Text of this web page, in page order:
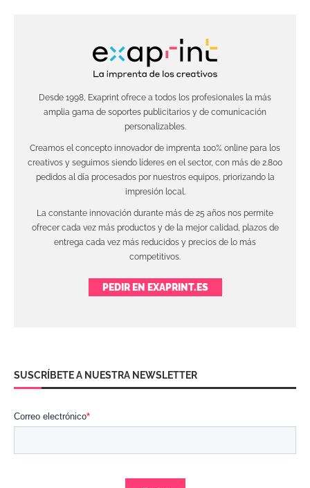
Desde 1998, Exaprint ofrece a todos los profesionales la más
amplia gama de soportes publicitarios y de comunicación
personalizables.
Creamos el concepto innovador de imprenta 100% online para los
creativos y seguimos siendo líderes en el sector, con más de 2.800
pedidos al día procesados por nuestros equipos, priorizando la
impresión local.
La constante innovación durante más de 25 años nos permite
ofrecer cada vez más productos y de la mejor calidad, plazos de
entrega cada vez más reducidos y precios de lo más
competitivos.
PEDIR EN EXAPRINT.ES
SUSCRÍBETE A NUESTRA NEWSLETTER